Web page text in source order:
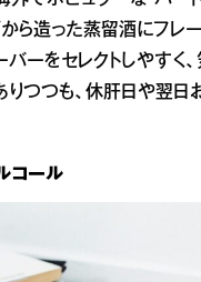
ら造った蒸留酒にフ
ーをセレクトしやす
つつも、休肝日や翌
コール